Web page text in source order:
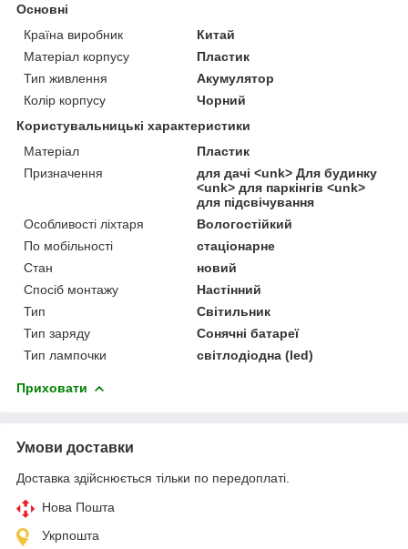
Основні
Країна виробник
Китай
Матеріал корпусу
Пластик
Тип живлення
Акумулятор
Колір корпусу
Чорний
Користувальницькі характеристики
Матеріал
Пластик
Призначення
для дачі <unk> Для будинку
<unk> для паркінгів <unk>
для підсвічування
Особливості ліхтаря
Вологостійкий
По мобільності
стаціонарне
Стан
новий
Спосіб монтажу
Настінний
Тип
Світильник
Тип заряду
Сонячні батареї
Тип лампочки
світлодіодна (led)
Приховати
Умови доставки
Доставка здійснюється тільки по передоплаті.
Нова Пошта
Укрпошта